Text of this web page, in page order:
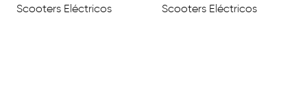
Scooters Eléctricos
Scooters Eléctricos